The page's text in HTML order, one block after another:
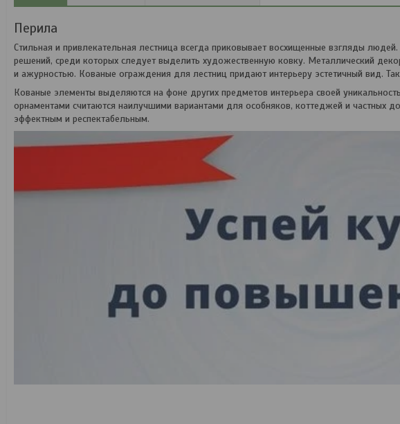
Перила
Стильная и привлекательная лестница всегда приковывает восхищенные взгляды
решений, среди которых следует выделить художественную ковку. Металлический
и ажурностью. Кованые ограждения для лестниц придают интерьеру эстетичный вид.
Кованые элементы выделяются на фоне других предметов интерьера своей
орнаментами считаются наилучшими вариантами для особняков, коттеджей и
эффектным и респектабельным.